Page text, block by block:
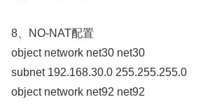
8、NO-NAT配置
object network net30 net30
subnet 192.168.30.0 255.255.255.0
object network net92 net92